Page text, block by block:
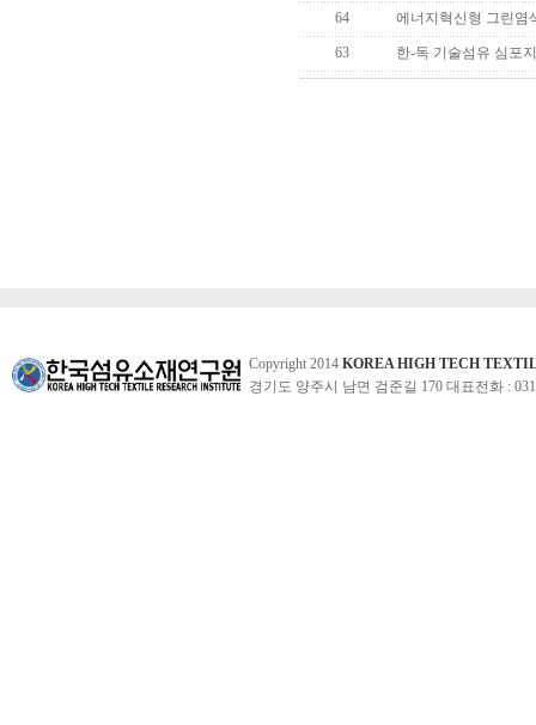
64 에너지혁신형 그린염
63 한-독 기술섬유 심포
Copyright 2014 KOREA HIGH TECH
경기도 양주시 남면 검준길 170 대표전화 :